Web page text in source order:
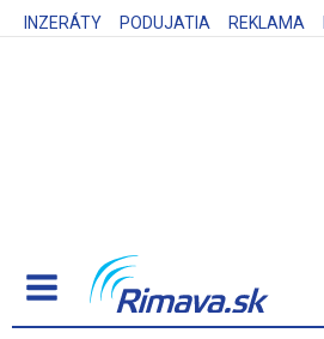
INZERÁTY PODUJATIA REKLAMA